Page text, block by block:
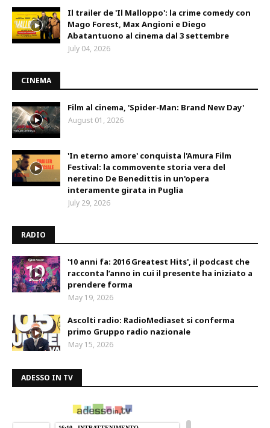
Il trailer de 'Il Malloppo': la crime comedy con
Mago Forest, Max Angioni e Diego
Abatantuono al cinema dal 3 settembre
July 04, 2026
CINEMA
Film al cinema, 'Spider-Man: Brand New Day'
August 01, 2026
'In eterno amore' conquista l'Amura Film
Festival: la commovente storia vera del
neretino De Benedittis in un'opera
interamente girata in Puglia
July 29, 2026
RADIO
'10 anni fa: 2016 Greatest Hits', il podcast che
racconta l’anno in cui il presente ha iniziato a
prendere forma
May 19, 2026
Ascolti radio: RadioMediaset si conferma
primo Gruppo radio nazionale
May 15, 2026
ADESSO IN TV